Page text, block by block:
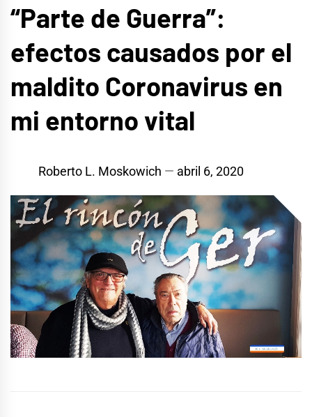
“Parte de Guerra”:
efectos causados por el
maldito Coronavirus en
mi entorno vital
Roberto L. Moskowich abril 6, 2020